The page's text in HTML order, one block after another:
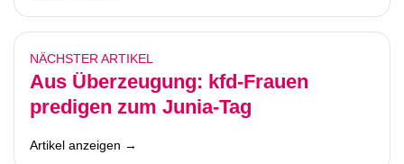
NÄCHSTER ARTIKEL
Aus Überzeugung: kfd-Frauen
predigen zum Junia-Tag
Artikel anzeigen →